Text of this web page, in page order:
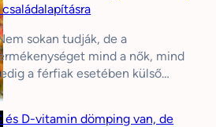
családalapításra
sokan tudják, de a
mind a nők, mind
a férfiak esetében külső…
és D-vitamin dömping van, de